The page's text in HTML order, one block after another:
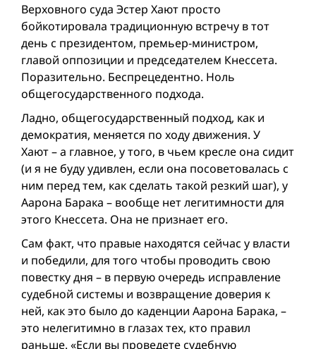
Верховного суда Эстер Хают просто
бойкотировала традиционную встречу в тот
день с президентом, премьер-министром,
главой оппозиции и председателем Кнессета.
Поразительно. Беспрецедентно. Ноль
общегосударственного подхода.
Ладно, общегосударственный подход, как и
демократия, меняется по ходу движения. У
Хают – а главное, у того, в чьем кресле она сидит
(и я не буду удивлен, если она посоветовалась с
ним перед тем, как сделать такой резкий шаг), у
Аарона Барака – вообще нет легитимности для
этого Кнессета. Она не признает его.
Сам факт, что правые находятся сейчас у власти
и победили, для того чтобы проводить свою
повестку дня – в первую очередь исправление
судебной системы и возвращение доверия к
ней, как это было до каденции Аарона Барака, –
это нелегитимно в глазах тех, кто правил
раньше. «Если вы проведете судебную